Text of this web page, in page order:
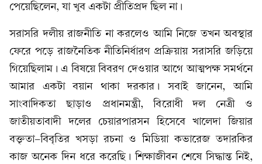
পেয়েছিলেন, যা খুব একটা প্রীতিপ্রদ ছিল না।
সরাসরি দলীয় রাজনীতি না করলেও আমি নিজে তখন অবস্থার
ফেরে পড়ে রাজনৈতিক নীতিনির্ধারণ প্রক্রিয়ায় সরাসরি জড়িয়ে
গিয়েছিলাম। এ বিষয়ে বিবরণ দেওয়ার আগে আত্মপক্ষ সমর্থনে
আমার একটা বয়ান থাকা দরকার। সবাই জানেন, আমি
সাংবাদিকতা ছাড়াও প্রধানমন্ত্রী, বিরোধী দল নেত্রী ও
জাতীয়তাবাদী দলের চেয়ারপারসন হিসেবে খালেদা জিয়ার
বক্তৃতা-বিবৃতির খসড়া রচনা ও মিডিয়া কভারেজ তদারকির
কাজ অনেক দিন ধরে করেছি। শিক্ষাজীবন শেষে সিদ্ধান্ত নিই,